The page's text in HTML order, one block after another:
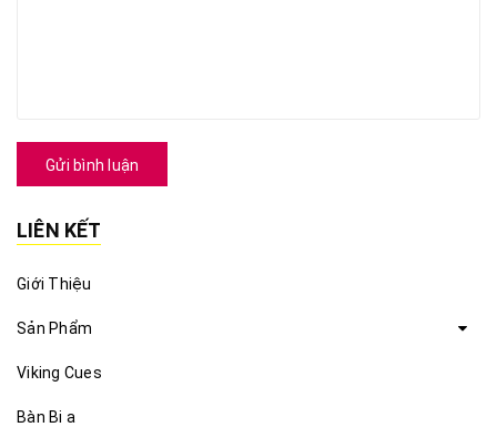
Gửi bình luận
LIÊN KẾT
Giới Thiệu
Sản Phẩm
Viking Cues
Bàn Bi a